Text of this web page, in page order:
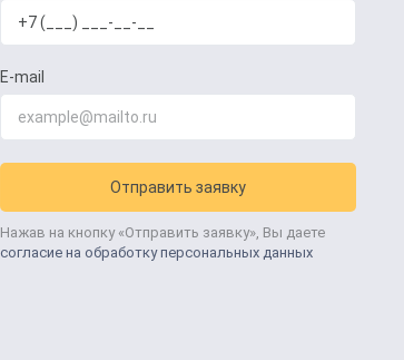
E-mail
Отправить заявку
Нажав на кнопку «Отправить заявку», Вы даете
согласие на обработку персональных данных